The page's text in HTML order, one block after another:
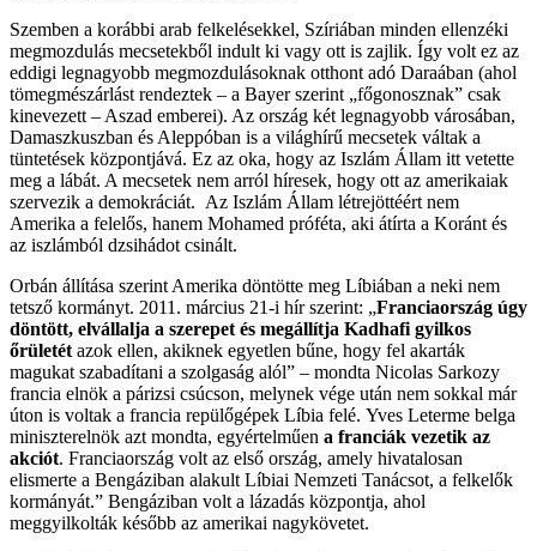
Szemben a korábbi arab felkelésekkel, Szíriában minden ellenzéki
megmozdulás mecsetekből indult ki vagy ott is zajlik. Így volt ez az
eddigi legnagyobb megmozdulásoknak otthont adó Daraában (ahol
tömegmészárlást rendeztek – a Bayer szerint „főgonosznak” csak
kinevezett – Aszad emberei). Az ország két legnagyobb városában,
Damaszkuszban és Aleppóban is a világhírű mecsetek váltak a
tüntetések központjává. Ez az oka, hogy az Iszlám Állam itt vetette
meg a lábát. A mecsetek nem arról híresek, hogy ott az amerikaiak
szervezik a demokráciát. Az Iszlám Állam létrejöttéért nem
Amerika a felelős, hanem Mohamed próféta, aki átírta a Koránt és
az iszlámból dzsihádot csinált.
Orbán állítása szerint Amerika döntötte meg Líbiában a neki nem
tetsző kormányt. 2011. március 21-i hír szerint: „Franciaország úgy
döntött, elvállalja a szerepet és megállítja Kadhafi gyilkos
őrületét azok ellen, akiknek egyetlen bűne, hogy fel akarták
magukat szabadítani a szolgaság alól” – mondta Nicolas Sarkozy
francia elnök a párizsi csúcson, melynek vége után nem sokkal már
úton is voltak a francia repülőgépek Líbia felé. Yves Leterme belga
miniszterelnök azt mondta, egyértelműen a franciák vezetik az
akciót. Franciaország volt az első ország, amely hivatalosan
elismerte a Bengáziban alakult Líbiai Nemzeti Tanácsot, a felkelők
kormányát.” Bengáziban volt a lázadás központja, ahol
meggyilkolták később az amerikai nagykövetet.